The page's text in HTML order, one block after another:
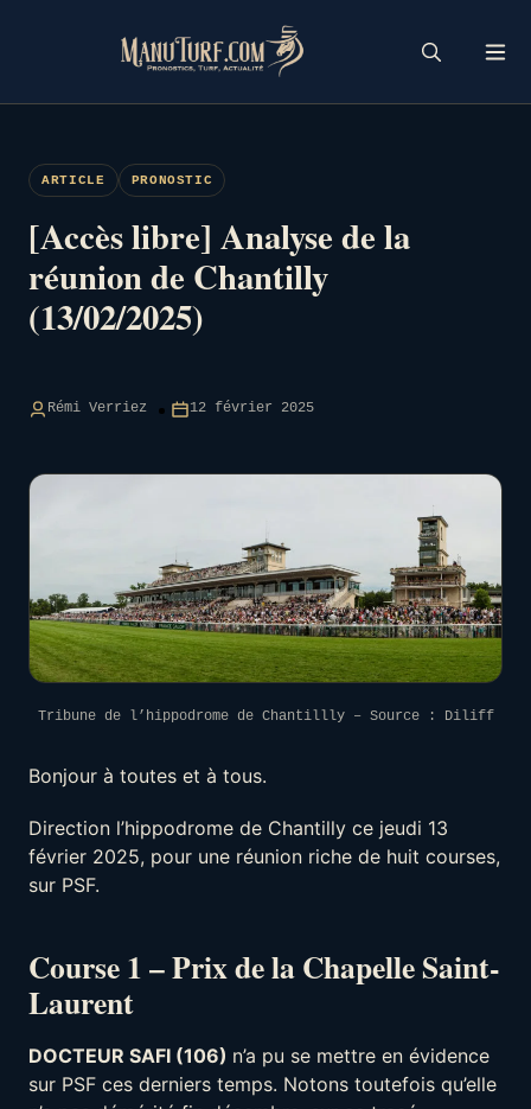
ARTICLE PRONOSTIC
[Accès libre] Analyse de la
réunion de Chantilly
(13/02/2025)
Rémi Verriez 12 février 2025
Tribune de l’hippodrome de Chantillly – Source : Diliff
Bonjour à toutes et à tous.
Direction l’hippodrome de Chantilly ce jeudi 13
février 2025, pour une réunion riche de huit courses,
sur PSF.
Course 1 – Prix de la Chapelle Saint-
Laurent
DOCTEUR SAFI (106) n’a pu se mettre en évidence
sur PSF ces derniers temps. Notons toutefois qu’elle